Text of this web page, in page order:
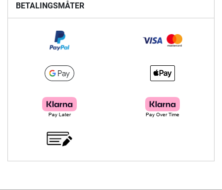
BETALINGSMÅTER